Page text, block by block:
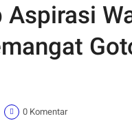
Aspirasi
0 Komentar